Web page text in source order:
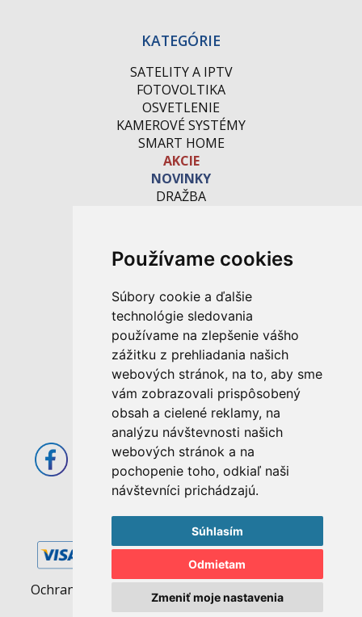
Používame cookies
Súbory cookie a ďalšie
technológie sledovania
používame na zlepšenie vášho
zážitku z prehliadania našich
webových stránok, na to, aby sme
vám zobrazovali prispôsobený
obsah a cielené reklamy, na
analýzu návštevnosti našich
webových stránok a na
pochopenie toho, odkiaľ naši
návštevníci prichádzajú.
Súhlasím
Odmietam
Zmeniť moje nastavenia
KATEGÓRIE
SATELITY A IPTV
FOTOVOLTIKA
OSVETLENIE
KAMEROVÉ SYSTÉMY
SMART HOME
AKCIE
NOVINKY
DRAŽBA
M. Rázusa 4795/34
955 01 Topoľčany
Slovenská republika
E-mail: info@abcom.sk
Tel: +421 38 53 62 611
Otváracie hodiny:
Po - Pia: 08:00 - 17:00
Ochrana osobných údajov | Pravidlá cookies